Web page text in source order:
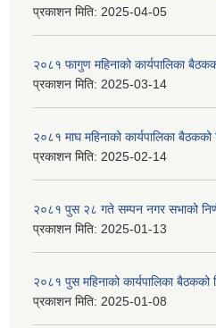
प्रकाशन मिति: 2025-04-05
२०८१ फागुण महिनाको कार्यपालिका
प्रकाशन मिति: 2025-03-14
२०८१ माघ महिनाको कार्यपालिका बैठकको
प्रकाशन मिति: 2025-02-14
२०८१ पुस २८ गते सम्प‍न नगर सभाको
प्रकाशन मिति: 2025-01-13
२०८१ पुस महिनाको कार्यपालिका बैठकको
प्रकाशन मिति: 2025-01-08